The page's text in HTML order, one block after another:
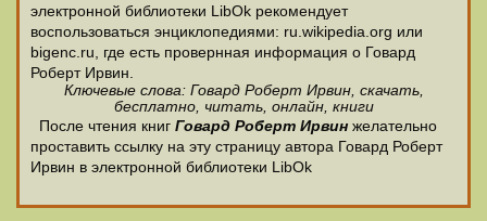
электронной библиотеки LibOk рекомендует
воспользоваться энциклопедиями: ru.wikipedia.org или
bigenc.ru, где есть провернная информация о Говард
Роберт Ирвин.
Ключевые слова: Говард Роберт Ирвин, скачать,
бесплатно, читать, онлайн, книги
После чтения книг Говард Роберт Ирвин желательно
проставить ссылку на эту страницу автора Говард Роберт
Ирвин в электронной библиотеки LibOk